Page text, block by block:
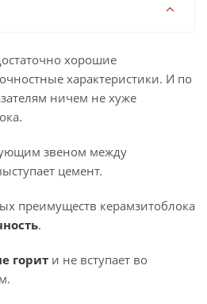
хорошие
характеристики. И по
ничем не хуже
звеном между
цемент.
керамзитоблока
.
горит и не вступает во